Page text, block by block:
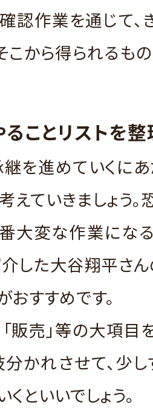
認作業を通じて、
こから得られるも
ことリストを整
を進めていくにあ
えていきましょう。
大変な作業になる
した大谷翔平さ
おすすめです。
「販売」等の大項目
分かれさせて、少
といいでしょう。